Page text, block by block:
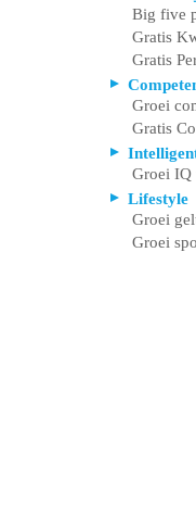
Big five
Gratis
Gratis
Groei
Gratis
Groei IQ
Lifestyle
Groei
Groei